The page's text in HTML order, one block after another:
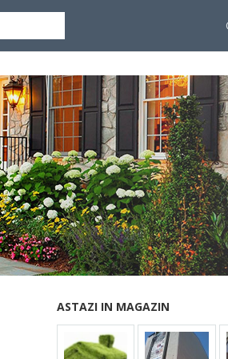
ASTAZI IN MAGAZIN